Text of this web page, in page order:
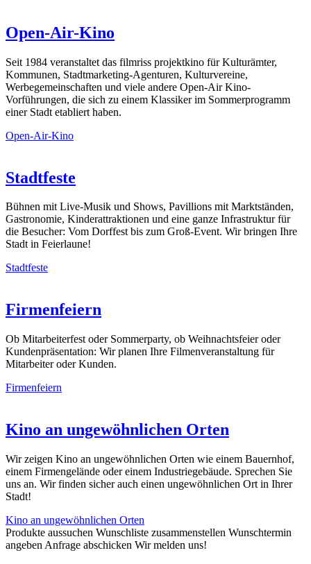
Open-Air-Kino
Seit 1984 veranstaltet das filmriss projektkino für Kulturämter,
Kommunen, Stadtmarketing-Agenturen, Kulturvereine,
Werbegemeinschaften und viele andere Open-Air Kino-
Vorführungen, die sich zu einem Klassiker im Sommerprogramm
einer Stadt etabliert haben.
Open-Air-Kino
Stadtfeste
Bühnen mit Live-Musik und Shows, Pavillions mit Marktständen,
Gastronomie, Kinderattraktionen und eine ganze Infrastruktur für
die Besucher: Vom Dorffest bis zum Groß-Event. Wir bringen Ihre
Stadt in Feierlaune!
Stadtfeste
Firmenfeiern
Ob Mitarbeiterfest oder Sommerparty, ob Weihnachtsfeier oder
Kundenpräsentation: Wir planen Ihre Filmenveranstaltung für
Mitarbeiter oder Kunden.
Firmenfeiern
Kino an ungewöhnlichen Orten
Wir zeigen Kino an ungewöhnlichen Orten wie einem Bauernhof,
einem Firmengelände oder einem Industriegebäude. Sprechen Sie
uns an. Wir finden sicher auch einen ungewöhnlichen Ort in Ihrer
Stadt!
Kino an ungewöhnlichen Orten
Produkte aussuchen Wunschliste zusammenstellen Wunschtermin
angeben Anfrage abschicken Wir melden uns!